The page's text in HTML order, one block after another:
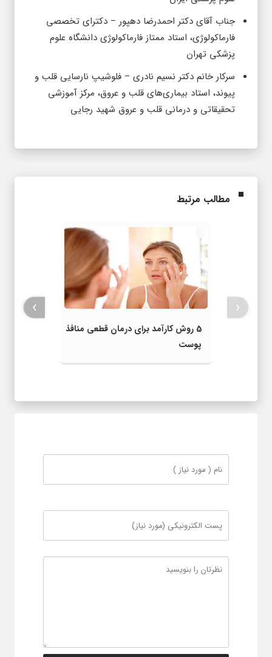
جناب آقای دکتر احمدرضا دهپور – دکترای تخصصی
فارماکولوژی، استاد ممتاز فارماکولوژی دانشگاه علوم
پزشکی تهران
سرکار خانم دکتر نسیم نادری – فلوشیپ نارسایی قلب و
پیوند، استاد بیماری‌های قلب و عروق، مرکز آموزشی
تحقیقاتی و درمانی قلب و عروق شهید رجایی
مطالب مرتبط
5 روش کارآمد برای درمان قطعی منافذ
پوست
‹
›